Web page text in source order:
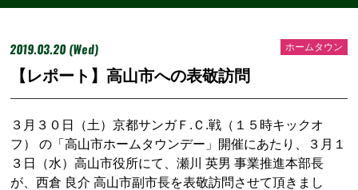
2019.03.20 (Wed) ホームタウン
【レポート】高山市への表敬訪問
３月３０日（土）京都サンガＦ.Ｃ.戦（１５時キックオ
フ） の「高山市ホームタウンデー」開催にあたり、３月１
３日（水）高山市役所にて、瀬川 英男 事業推進本部長
が、西倉 良介 高山市副市長を表敬訪問させて頂きまし